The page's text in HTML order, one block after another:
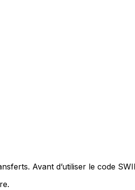
Avant d’utiliser le code